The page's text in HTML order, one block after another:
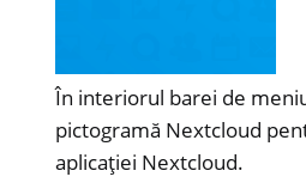
În interiorul barei de
pictogramă Nextcloud
aplicației Nextcloud.